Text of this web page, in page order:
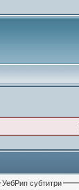
УебРип субтитри